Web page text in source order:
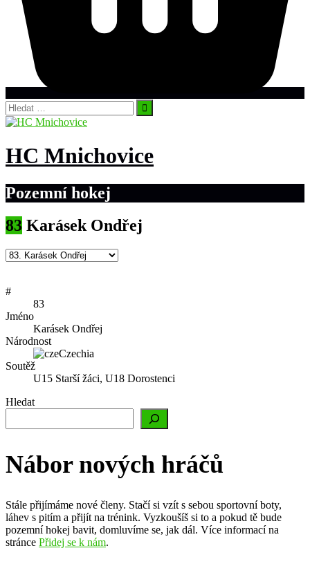
Vyhledávání
HC Mnichovice
Pozemní hokej
83 Karásek Ondřej
#
83
Jméno
Karásek Ondřej
Národnost
Czechia
Soutěž
U15 Starší žáci, U18 Dorostenci
Hledat
Nábor nových hráčů
Stále přijímáme nové členy. Stačí si vzít s sebou sportovní boty,
láhev s pitím a přijít na trénink. Vyzkoušíš si to a pokud tě bude
pozemní hokej bavit, domluvíme se, jak dál. Více informací na
stránce Přidej se k nám.